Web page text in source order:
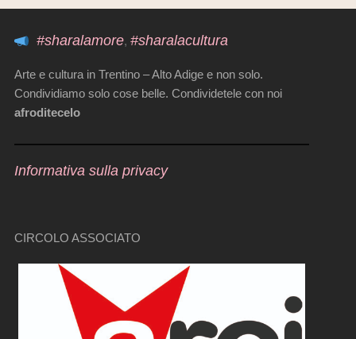
#sharalamore, #sharalacultura
Arte e cultura in Trentino – Alto Adige e non solo.
Condividiamo solo cose belle. Condividetele con noi
afroditecelo
Informativa sulla privacy
CIRCOLO ASSOCIATO